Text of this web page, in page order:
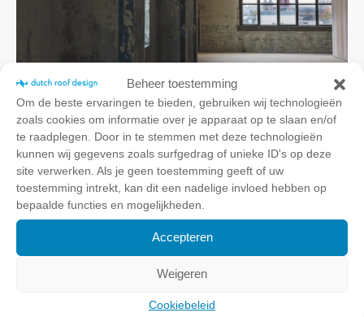
Beheer toestemming
Om de beste ervaringen te bieden, gebruiken wij technologieën
zoals cookies om informatie over je apparaat op te slaan en/of
te raadplegen. Door in te stemmen met deze technologieën
kunnen wij gegevens zoals surfgedrag of unieke ID's op deze
site verwerken. Als je geen toestemming geeft of uw
toestemming intrekt, kan dit een nadelige invloed hebben op
bepaalde functies en mogelijkheden.
Accepteren
Weigeren
Cookiebeleid